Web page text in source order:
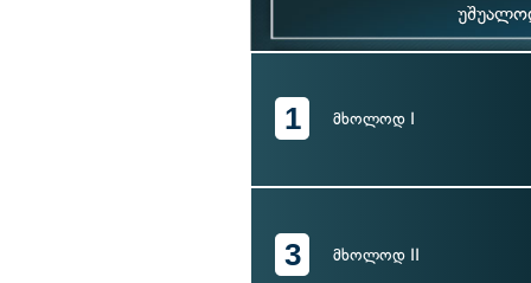
1 მხოლოდ I
3 მხოლოდ II